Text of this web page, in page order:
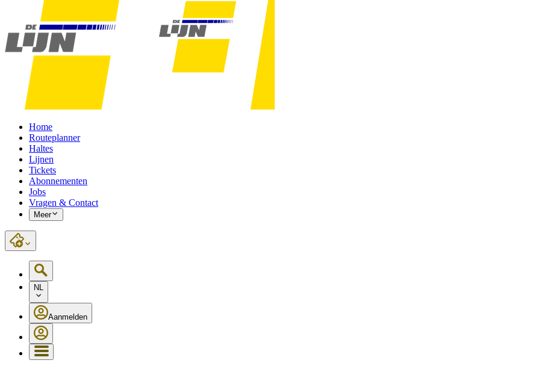
Home
Routeplanner
Haltes
Lijnen
Tickets
Abonnementen
Jobs
Vragen & Contact
Meer
NL
Aanmelden